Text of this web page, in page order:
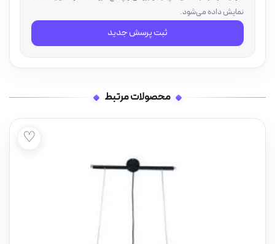
نمایش داده می‌شود.
ثبت پرسش جدید
محصولات مرتبط
♡